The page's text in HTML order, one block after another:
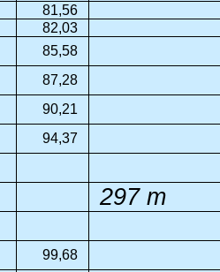
81,56
82,03
85,58
87,28
90,21
94,37
297 m
99,68